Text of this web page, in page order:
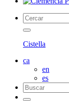
Cistella
ca
en
es